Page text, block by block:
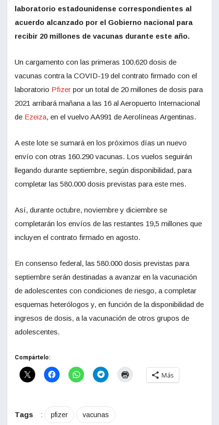
laboratorio estadounidense correspondientes al
acuerdo alcanzado por el Gobierno nacional para
recibir 20 millones de vacunas durante este año.
Un cargamento con las primeras 100.620 dosis de
vacunas contra la COVID-19 del contrato firmado con el
laboratorio Pfizer por un total de 20 millones de dosis para
2021 arribará mañana a las 16 al Aeropuerto Internacional
de Ezeiza, en el vuelvo AA991 de Aerolíneas Argentinas.
A este lote se sumará en los próximos días un nuevo
envío con otras 160.290 vacunas. Los vuelos seguirán
llegando durante septiembre, según disponibilidad, para
completar las 580.000 dosis previstas para este mes.
Así, durante octubre, noviembre y diciembre se
completarán los envíos de las restantes 19,5 millones que
incluyen el contrato firmado en agosto.
En consenso federal, las 580.000 dosis previstas para
septiembre serán destinadas a avanzar en la vacunación
de adolescentes con condiciones de riesgo, a completar
esquemas heterólogos y, en función de la disponibilidad de
ingresos de dosis, a la vacunación de otros grupos de
adolescentes.
Compártelo:
Más
Tags : pfizer vacunas